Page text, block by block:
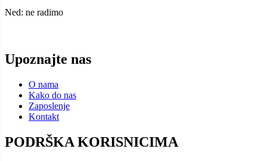
Ned: ne radimo
Upoznajte nas
O nama
Kako do nas
Zaposlenje
Kontakt
PODRŠKA KORISNICIMA